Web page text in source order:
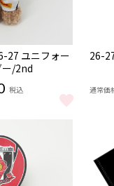
をもっと見る
27 ユニフォー
ー/2nd
税込
27 ユニフォームベア
NEW
26-
通常価
26-